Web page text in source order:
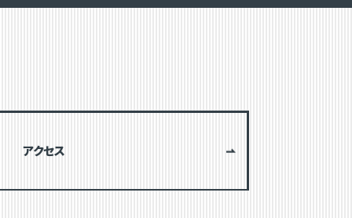
アクセス